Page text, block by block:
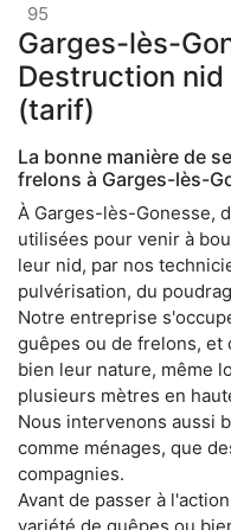
95
Garges-lès-
Destruction
(tarif)
La bonne manière de
frelons à Garges-lès-
À Garges-lès-Gonesse,
utilisées pour venir à
leur nid, par nos
pulvérisation, du
Notre entreprise
guêpes ou de frelons, et
bien leur nature, même
plusieurs mètres en
Nous intervenons aussi
comme ménages, que
compagnies.
Avant de passer à